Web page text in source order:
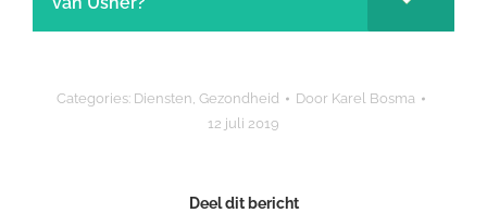
Categories: Diensten, Gezondheid Door Karel Bosma
12 juli 2019
Deel dit bericht